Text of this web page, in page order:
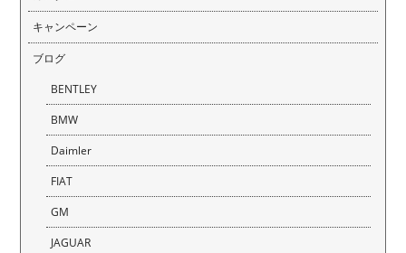
キャンペーン
ブログ
BENTLEY
BMW
Daimler
FIAT
GM
JAGUAR